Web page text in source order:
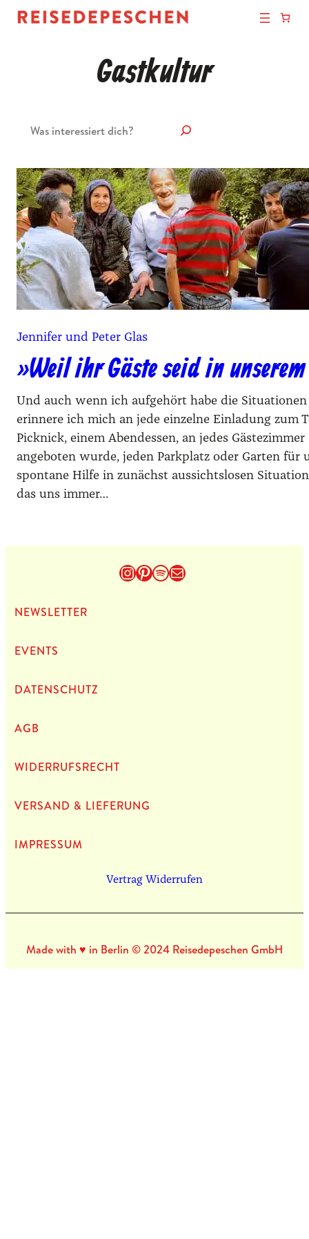
Gastkultur
Jennifer und Peter Glas
»Weil ihr Gäste seid in
Und auch wenn ich aufgehört habe die Situationen
erinnere ich mich an jede einzelne Einladung zum
Picknick, einem Abendessen, an jedes
angeboten wurde, jeden Parkplatz oder Garten für
spontane Hilfe in zunächst aussichtslosen
das uns immer…
Instagram
Pinterest
Spotify
E-Mail
NEWS­LET­TER
EVENTS
DATEN­SCHUTZ
AGB
WIDERRUFSRECHT
VERSAND & LIEFERUNG
IMPRES­SUM
Vertrag Widerrufen
Made with ♥ in Berlin © 2024 Reisedepeschen GmbH